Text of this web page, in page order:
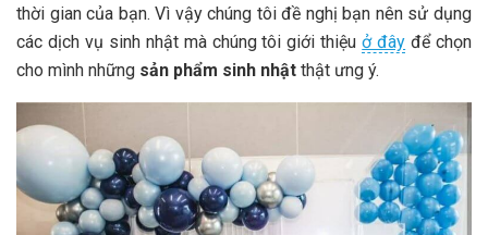
thời gian của bạn. Vì vậy chúng tôi đề nghị bạn nên sử dụng
các dịch vụ sinh nhật mà chúng tôi giới thiệuở đây để chọn
cho mình những sản phẩm sinh nhật thật ưng ý.